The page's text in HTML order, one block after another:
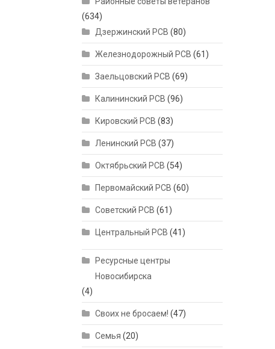
(634)
Дзержинский РСВ (80)
Железнодорожный РСВ (61)
Заельцовский РСВ (69)
Калининский РСВ (96)
Кировский РСВ (83)
Ленинский РСВ (37)
Октябрьский РСВ (54)
Первомайский РСВ (60)
Советский РСВ (61)
Центральный РСВ (41)
Ресурсные центры
Новосибирска
(4)
Своих не бросаем! (47)
Семья (20)